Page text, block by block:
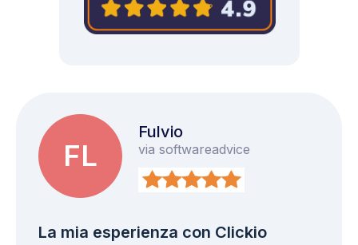
FL
Fulvio
via softwareadvice
La mia esperienza con Clickio